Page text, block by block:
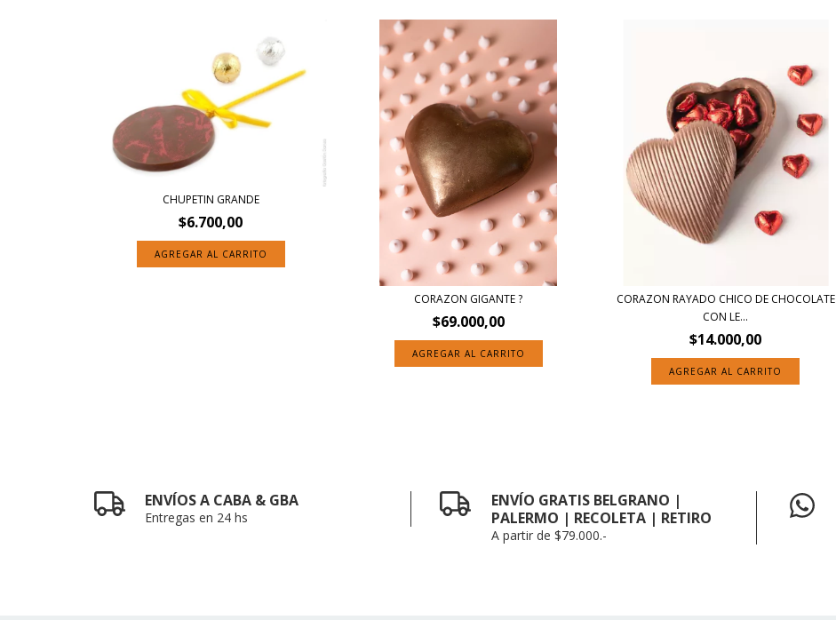
CHUPETIN GRANDE
$6.700,00
CORAZON GIGANTE ?
$69.000,00
CORAZON RAYADO CHICO DE CHOCOLATE
CON LE...
$14.000,00
ENVÍOS A CABA & GBA
Entregas en 24 hs
ENVÍO GRATIS BELGRANO |
PALERMO | RECOLETA | RETIRO
A partir de $79.000.-